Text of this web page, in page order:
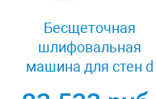
Бесщеточная
шлифовальная
машина для стен d